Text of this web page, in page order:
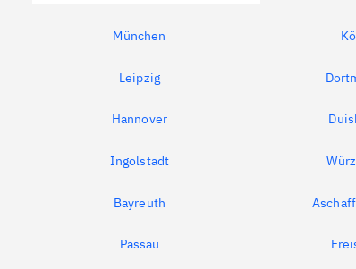
München
Leipzig
Hannover
Ingolstadt
Bayreuth
Passau